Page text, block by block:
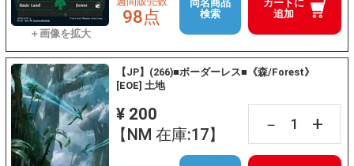
カートに
追加
98点
同名商品
検索
【JP】(266)■ボーダーレス■《森/Forest》
[EOE] 土地
¥ 200
【NM 在庫:17】
－ +